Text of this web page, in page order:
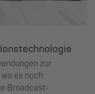
zur
es noch
Broadcast-